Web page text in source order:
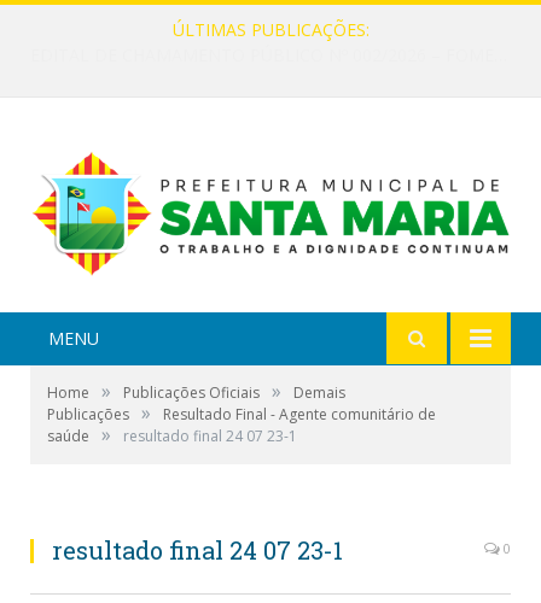
ÚLTIMAS PUBLICAÇÕES:
MENU
Home » Publicações Oficiais »
Demais
Publicações »
Resultado Final - Agente comunitário de
saúde
» resultado final 24 07 23-1
resultado final 24 07 23-1 0